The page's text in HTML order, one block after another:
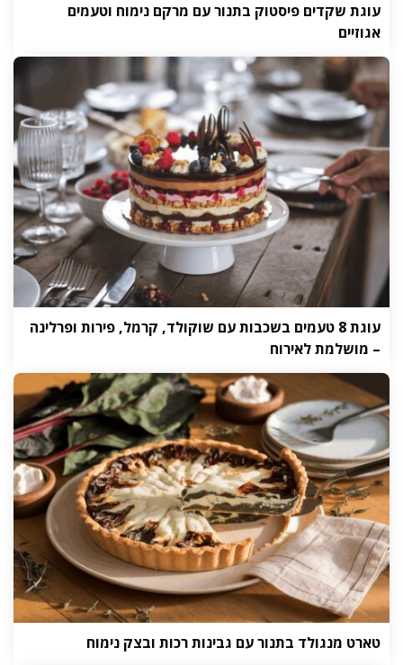
עוגת שקדים פיסטוק בתנור עם מרקם נימוח וטעמים
אגוזיים
עוגת 8 טעמים בשכבות עם שוקולד, קרמל, פירות ופרלינה
– מושלמת לאירוח
טארט מנגולד בתנור עם גבינות רכות ובצק נימוח